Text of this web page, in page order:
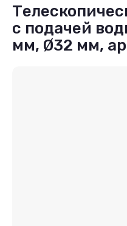
с подачей
мм, Ø32 мм,